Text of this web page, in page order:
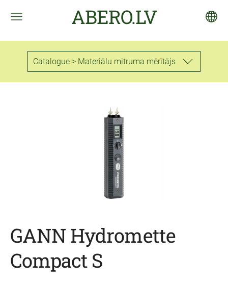
ABERO.LV
Catalogue > Materiālu mitruma mērītājs
GANN Hydromette
Compact S